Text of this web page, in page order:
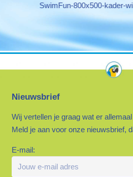
SwimFun-800x500-
Nieuwsbrief
Wij vertellen je graag wat er
Meld je aan voor onze nieuwsbrief,
E-mail: